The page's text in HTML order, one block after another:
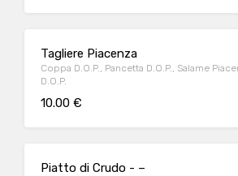
Tagliere Piacenza
Coppa D.O.P., Pancetta D.O.P., Salame
D.O.P.
10.00 €
Piatto di Crudo - –